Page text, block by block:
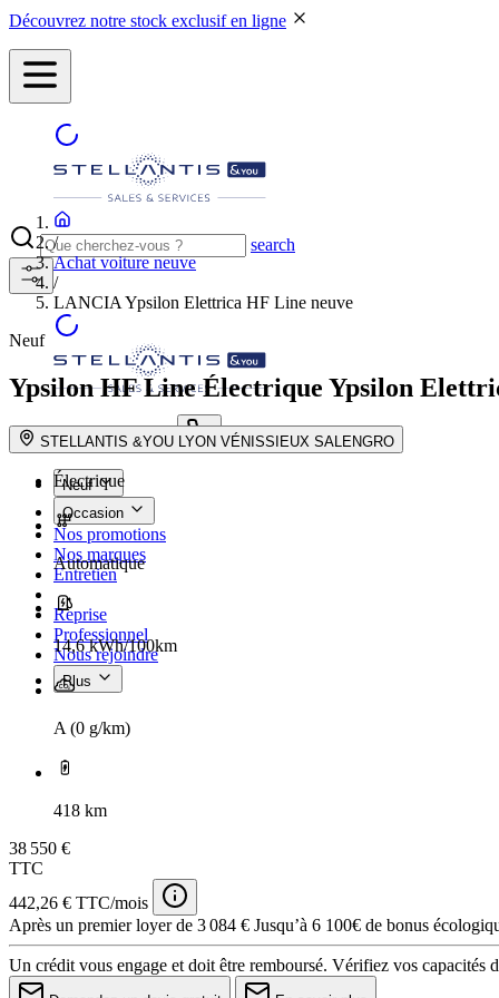
Découvrez notre stock exclusif en ligne
search
search button - icon NOS CONCESSIONS
Neuf
Occasion
Nos promotions
Nos marques
Entretien
Reprise
Professionnel
Nous rejoindre
Plus
/
Achat voiture neuve
/
LANCIA Ypsilon Elettrica HF Line neuve
Neuf
Ypsilon HF Line Électrique Ypsilon
STELLANTIS &YOU LYON VÉNISSIEUX SALENGRO
Électrique
Automatique
14,6 kWh/100km
A (0 g/km)
418 km
38 550 €
TTC
442,26 € TTC/mois
Après un premier loyer de 3 084 € Jusqu’à 6 100€ de bonus
Un crédit vous engage et doit être remboursé. Vérifiez vos capacités